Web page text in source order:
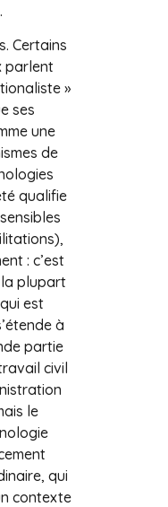
.
Certains
parlent
»
ses
une
de
qualifie
: c’est
la plupart
est
à
partie
civil
le
qui
contexte